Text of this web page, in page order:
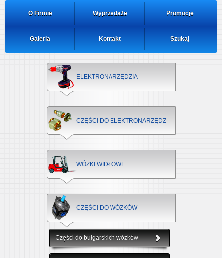
O Firmie Wyprzedaże Promocje
Galeria Kontakt Szukaj
ELEKTRONARZĘDZIA
CZĘŚCI DO ELEKTRONARZĘDZI
WÓZKI WIDŁOWE
CZĘŚCI DO WÓZKÓW
Części do bułgarskich wózków